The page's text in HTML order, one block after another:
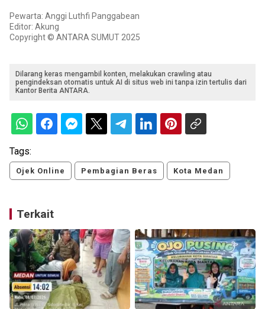
Pewarta: Anggi Luthfi Panggabean
Editor: Akung
Copyright © ANTARA SUMUT 2025
Dilarang keras mengambil konten, melakukan crawling atau
pengindeksan otomatis untuk AI di situs web ini tanpa izin tertulis dari
Kantor Berita ANTARA.
Tags:
Ojek Online Pembagian Beras Kota Medan
Terkait